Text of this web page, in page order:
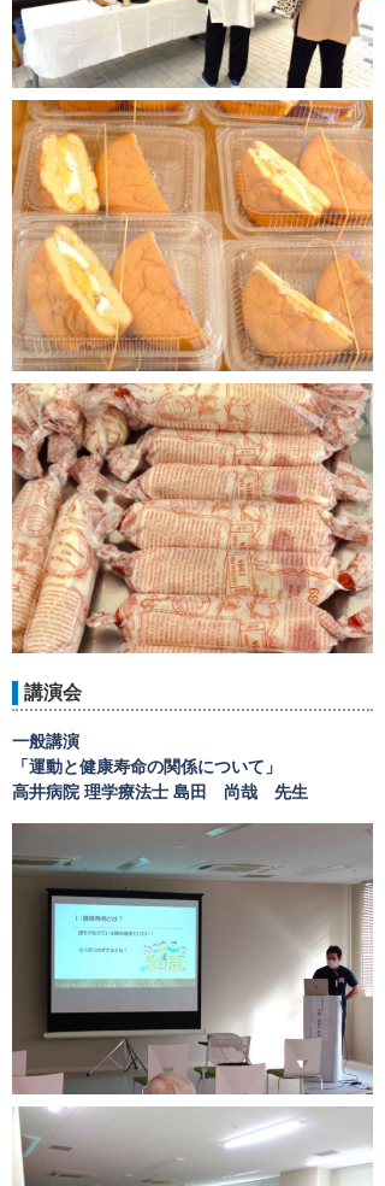
講演会
一般講演
「運動と健康寿命の関係について」
高井病院 理学療法士 島田 尚哉 先生